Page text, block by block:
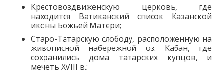
Крестовоздвиженскую церковь, где
находится Ватиканский список Казанской
иконы Божьей Матери;
Старо-Татарскую слободу, расположенную на
живописной набережной оз. Кабан, где
сохранились дома татарских купцов, и
мечеть XVIII в.;